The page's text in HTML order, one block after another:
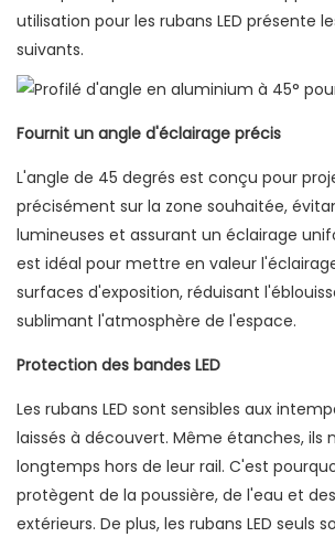
utilisation pour les rubans LED présente
suivants.
Fournit un angle d'éclairage précis
L'angle de 45 degrés est conçu pour
précisément sur la zone souhaitée,
lumineuses et assurant un éclairage
est idéal pour mettre en valeur
surfaces d'exposition, réduisant
sublimant l'atmosphère de l'espace.
Protection des bandes LED
Les rubans LED sont sensibles aux
laissés à découvert. Même étanches, ils
longtemps hors de leur rail. C'est
protègent de la poussière, de l'eau et
extérieurs. De plus, les rubans LED seuls